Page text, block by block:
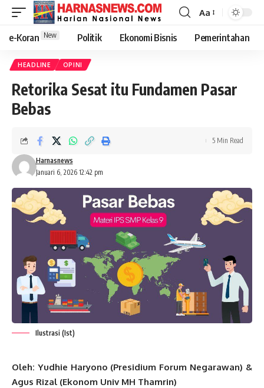
Aa
e-Koran New Politik Ekonomi Bisnis Pemerintahan
HEADLINE OPINI
Retorika Sesat itu Fundamen Pasar
Bebas
Januari 6, 2026 12:42 pm
Harnasnews
5 Min Read
Ilustrasi (Ist)
Oleh: Yudhie Haryono (Presidium Forum Negarawan) &
Agus Rizal (Ekonom Univ MH Thamrin)